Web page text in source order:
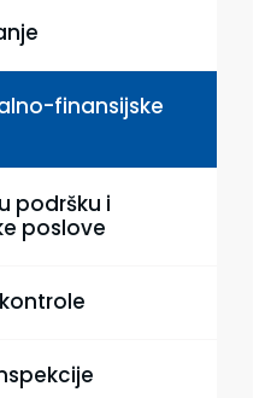
finansijske
podršku i
poslove